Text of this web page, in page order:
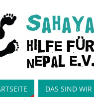
DAS SIND WIR